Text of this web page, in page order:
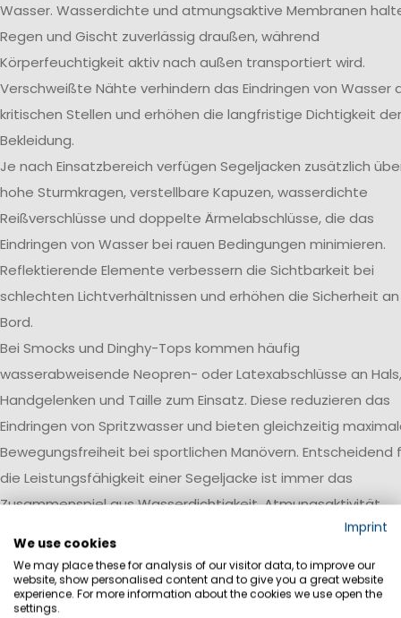
Wasser. Wasserdichte und atmungsaktive Membranen
Regen und Gischt zuverlässig draußen, während
Körperfeuchtigkeit aktiv nach außen transportiert wird.
Verschweißte Nähte verhindern das Eindringen von Wasser
kritischen Stellen und erhöhen die langfristige Dichtigkeit der
Bekleidung.
Je nach Einsatzbereich verfügen Segeljacken zusätzlich
hohe Sturmkragen, verstellbare Kapuzen, wasserdichte
Reißverschlüsse und doppelte Ärmelabschlüsse, die das
Eindringen von Wasser bei rauen Bedingungen minimieren.
Reflektierende Elemente verbessern die Sichtbarkeit bei
schlechten Lichtverhältnissen und erhöhen die Sicherheit an
Bord.
Bei Smocks und Dinghy-Tops kommen häufig
wasserabweisende Neopren- oder Latexabschlüsse an Hals,
Handgelenken und Taille zum Einsatz. Diese reduzieren das
Eindringen von Spritzwasser und bieten gleichzeitig
Bewegungsfreiheit bei sportlichen Manövern. Entscheidend
die Leistungsfähigkeit einer Segeljacke ist immer das
Zusammenspiel aus Wasserdichtigkeit, Atmungsaktivität,
Robustheit und einer auf den jeweiligen Einsatzbereich
abgestimmten Ausstattung.
Wasserdichtigkeit
Imprint
We use cookies
We may place these for analysis of our visitor data, to improve our
website, show personalised content and to give you a great website
experience. For more information about the cookies we use open the
settings.